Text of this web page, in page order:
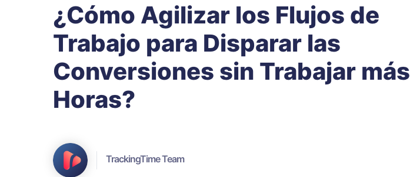
¿Cómo Agilizar los Flujos de
Trabajo para Disparar las
Conversiones sin Trabajar más
Horas?
TrackingTime Team